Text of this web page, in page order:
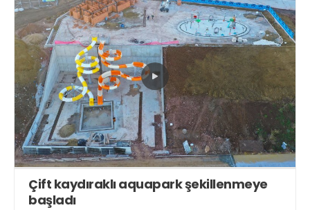
Çift kaydıraklı aquapark şekillenmeye
başladı